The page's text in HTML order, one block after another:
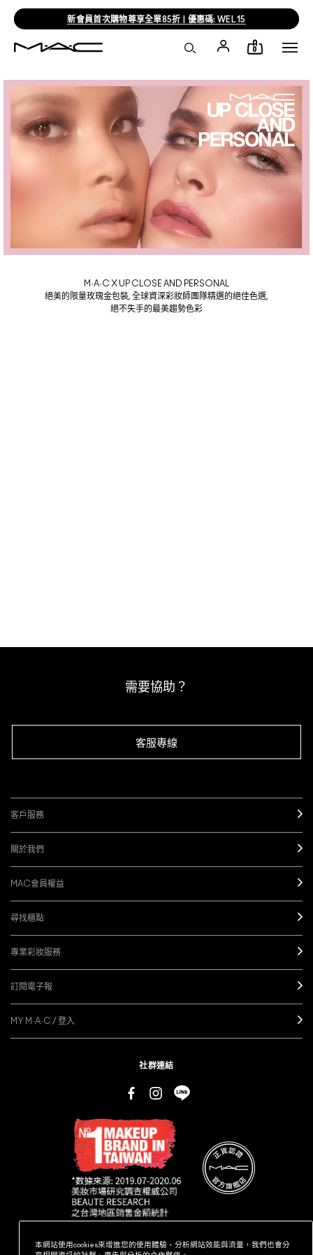
新會員首次購物尊享全單85折 | 優惠碼: WEL15
0
M·A·C X UP CLOSE AND PERSONAL
絕美的限量玫瑰金包裝, 全球資深彩妝師團隊精選的絕佳色選,
絕不失手的最美趨勢色彩
需要協助？
客服專線
客戶服務
關於我們
MAC會員權益
尋找櫃點
專業彩妝服務
訂閱電子報
MY M·A·C / 登入
社群連結
本網站使用cookies來增進您的使用體驗、分析網站效能與流量，我們也會分